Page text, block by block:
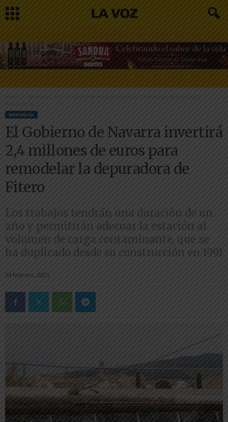
Inicio
El Gobierno de Navarra invertirá 2,4 millones de euros para
MERINDAD
El Gobierno de Navarra invertirá
2,4 millones de euros para
remodelar la depuradora de
Fitero
Los trabajos tendrán una duración de un
año y permitirán adecuar la estación al
volumen de carga contaminante, que se
ha duplicado desde su construcción en 1991
24 febrero, 2021